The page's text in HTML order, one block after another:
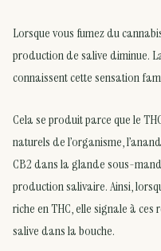
Lorsque vous fumez du
production de salive diminue.
connaissent cette sensation
Cela se produit parce que le
naturels de l’organisme,
CB2 dans la glande sous-
production salivaire. Ainsi,
riche en THC, elle signale à
salive dans la bouche.